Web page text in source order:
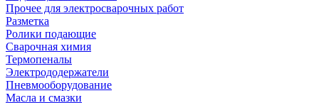
Прочее для электросварочных работ
Разметка
Ролики подающие
Сварочная химия
Термопеналы
Электрододержатели
Пневмооборудование
Масла и смазки